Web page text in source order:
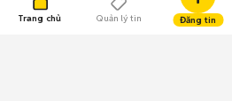
Trang chủ Quản lý tin Đăng tin